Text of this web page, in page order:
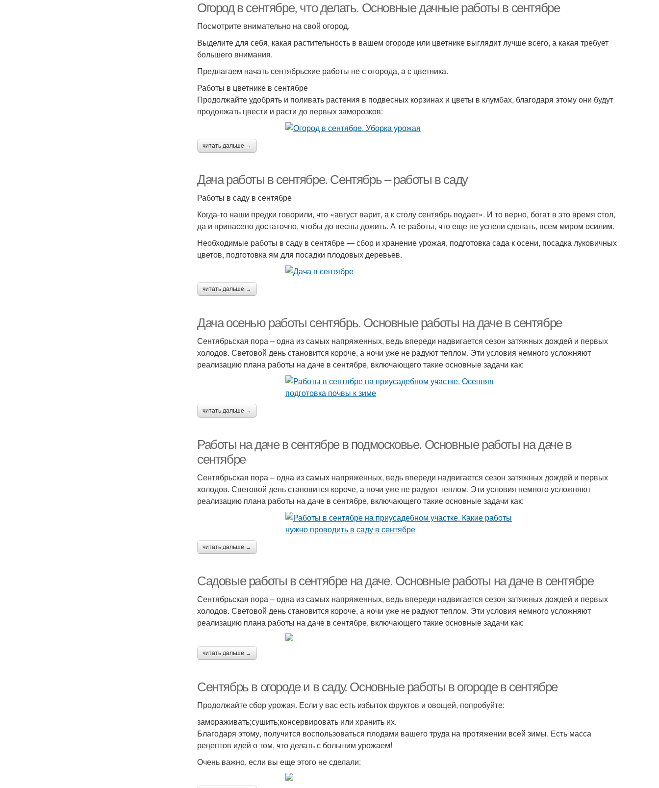
Огород в сентябре, что делать. Основные дачные работы в сентябре
Посмотрите внимательно на свой огород.
Выделите для себя, какая растительность в вашем огороде или цветнике выглядит лучше всего, а какая требует
большего внимания.
Предлагаем начать сентябрьские работы не с огорода, а с цветника.
Работы в цветнике в сентябре
Продолжайте удобрять и поливать растения в подвесных корзинах и цветы в клумбах, благодаря этому они будут
продолжать цвести и расти до первых заморозков:
читать дальше →
Дача работы в сентябре. Сентябрь – работы в саду
Работы в саду в сентябре
Когда-то наши предки говорили, что «август варит, а к столу сентябрь подает». И то верно, богат в это время стол,
да и припасено достаточно, чтобы до весны дожить. А те работы, что еще не успели сделать, всем миром осилим.
Необходимые работы в саду в сентябре — сбор и хранение урожая, подготовка сада к осени, посадка луковичных
цветов, подготовка ям для посадки плодовых деревьев.
читать дальше →
Дача осенью работы сентябрь. Основные работы на даче в сентябре
Сентябрьская пора – одна из самых напряженных, ведь впереди надвигается сезон затяжных дождей и первых
холодов. Световой день становится короче, а ночи уже не радуют теплом. Эти условия немного усложняют
реализацию плана работы на даче в сентябре, включающего такие основные задачи как:
читать дальше →
Работы на даче в сентябре в подмосковье. Основные работы на даче в
сентябре
Сентябрьская пора – одна из самых напряженных, ведь впереди надвигается сезон затяжных дождей и первых
холодов. Световой день становится короче, а ночи уже не радуют теплом. Эти условия немного усложняют
реализацию плана работы на даче в сентябре, включающего такие основные задачи как:
читать дальше →
Садовые работы в сентябре на даче. Основные работы на даче в сентябре
Сентябрьская пора – одна из самых напряженных, ведь впереди надвигается сезон затяжных дождей и первых
холодов. Световой день становится короче, а ночи уже не радуют теплом. Эти условия немного усложняют
реализацию плана работы на даче в сентябре, включающего такие основные задачи как:
читать дальше →
Сентябрь в огороде и в саду. Основные работы в огороде в сентябре
Продолжайте сбор урожая. Если у вас есть избыток фруктов и овощей, попробуйте:
замораживать;сушить;консервировать или хранить их.
Благодаря этому, получится воспользоваться плодами вашего труда на протяжении всей зимы. Есть масса
рецептов идей о том, что делать с большим урожаем!
Очень важно, если вы еще этого не сделали: